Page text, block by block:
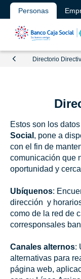
Personas
Directorio
Estos son los
Social , pone a
con el fin de
comunicación que
oportunidad y
Ubíquenos:
dirección y
como de la red de
corresponsales
Canales alternos:
alternativas para
página web,